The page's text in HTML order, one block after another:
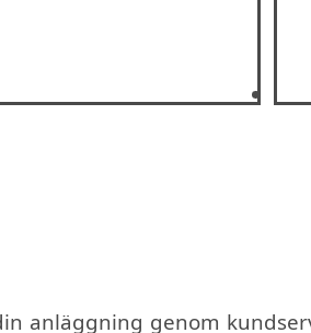
anläggning genom